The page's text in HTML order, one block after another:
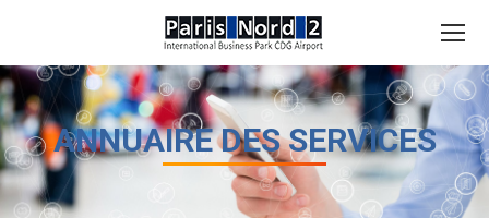
ANNUAIRE DES SERVICES